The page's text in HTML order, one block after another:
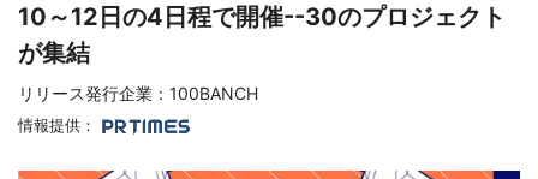
10～12日の4日程で開催--30のプロジェクト
が集結
リリース発行企業：100BANCH
情報提供：